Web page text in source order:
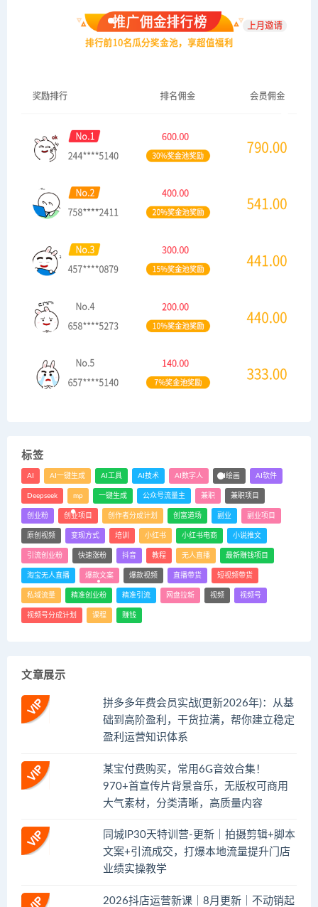
标签
AI AI一键生成 AI工具 AI技术 AI数字人 AI绘画 AI软件
Deepseek mp 一键生成 公众号流量主 兼职 兼职项目
创业粉 创业项目 创作者分成计划 创富道场 副业 副业项目
原创视频 变现方式 培训 小红书 小红书电商 小说推文
引流创业粉 快速涨粉 抖音 教程 无人直播 最新赚钱项目
淘宝无人直播 爆款文案 爆款视频 直播带货 短视频带货
私域流量 精准创业粉 精准引流 网盘拉新 视频 视频号
视频号分成计划 课程 赚钱
文章展示
拼多多年费会员实战(更新2026年)：从基
础到高阶盈利，干货拉满，帮你建立稳定
盈利运营知识体系
某宝付费购买，常用6G音效合集！
970+首宣传片背景音乐，无版权可商用
大气素材，分类清晰，高质量内容
同城IP30天特训营-更新｜拍摄剪辑+脚本
文案+引流成交，打爆本地流量提升门店
业绩实操教学
2026抖店运营新课｜8月更新｜不动销起